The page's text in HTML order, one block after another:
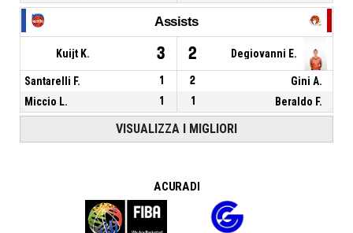
Assists
Kuijt K. 3 2 Degiovanni E.
Santarelli F. 1 2
Gini A.
Miccio L.
1 1 Beraldo F.
VISUALIZZA I MIGLIORI
A CURA DI